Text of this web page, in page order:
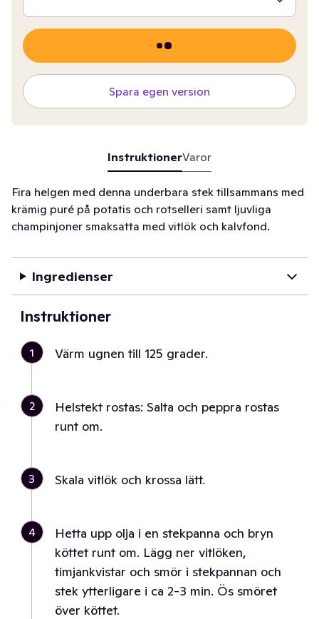
Spara egen version
InstruktionerVaror
Fira helgen med denna underbara stek tillsammans med
krämig puré på potatis och rotselleri samt ljuvliga
champinjoner smaksatta med vitlök och kalvfond.
Ingredienser
Instruktioner
1 Värm ugnen till 125 grader.
2
Helstekt rostas: Salta och peppra rostas
runt om.
3 Skala vitlök och krossa lätt.
4
Hetta upp olja i en stekpanna och bryn
köttet runt om. Lägg ner vitlöken,
timjankvistar och smör i stekpannan och
stek ytterligare i ca 2-3 min. Ös smöret
över köttet.